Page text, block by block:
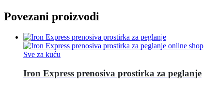
Povezani proizvodi
Sve za kuću
Iron Express prenosiva prostirka za peglanje